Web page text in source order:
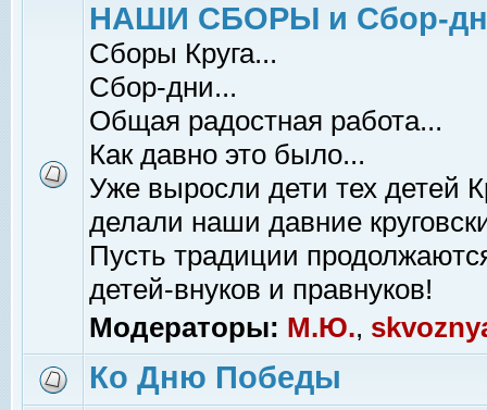
НАШИ СБОРЫ и Сбор-
Сборы Круга...
Сбор-дни...
Общая радостная работа...
Как давно это было...
Уже выросли дети тех детей
делали наши давние
Пусть традиции
детей-внуков и правнуков!
Модераторы: М.Ю.,
Ко Дню Победы